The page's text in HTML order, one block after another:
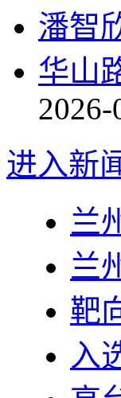
潘智
华山
2026-
进入新
兰
兰
靶
入